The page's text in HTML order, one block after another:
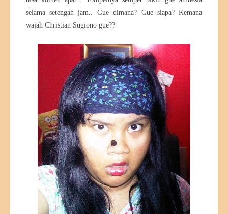
selama setengah jam.. Gue dimana? Gue siapa? Kemana
wajah Christian Sugiono gue??